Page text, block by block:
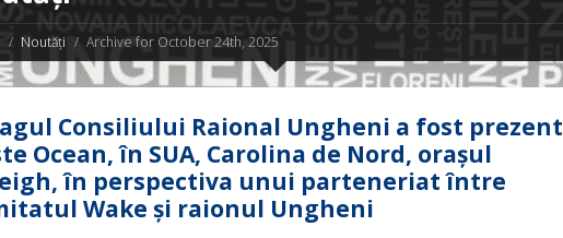
Noutăți Archive for October 24th, 2025
Consiliului Raional Ungheni a fost prezent
Ocean, în SUA, Carolina de Nord, orașul
în perspectiva unui parteneriat între
Wake și raionul Ungheni